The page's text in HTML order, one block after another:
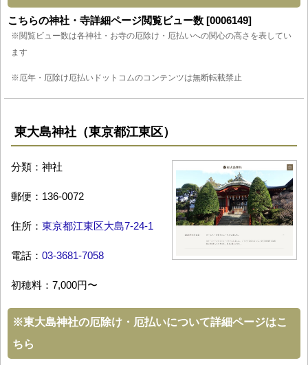
こちらの神社・寺詳細ページ閲覧ビュー数 [0006149]
※閲覧ビュー数は各神社・お寺の厄除け・厄払いへの関心の高さを表してい
ます
※厄年・厄除け厄払いドットコムのコンテンツは無断転載禁止
東大島神社（東京都江東区）
分類：神社
郵便：136-0072
住所： 東京都江東区大島7-24-1
電話： 03-3681-7058
初穂料：7,000円〜
※東大島神社の厄除け・厄払いについて詳細ページはこ
ちら